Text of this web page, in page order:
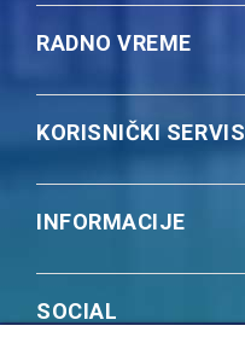
RADNO VREME
KORISNIČKI SERVIS
INFORMACIJE
SOCIAL